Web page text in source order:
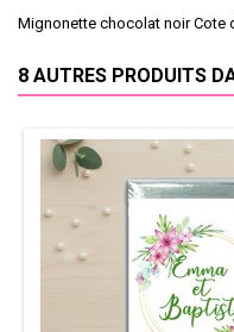
Mignonette chocolat noir Cote
8 AUTRES PRODUITS